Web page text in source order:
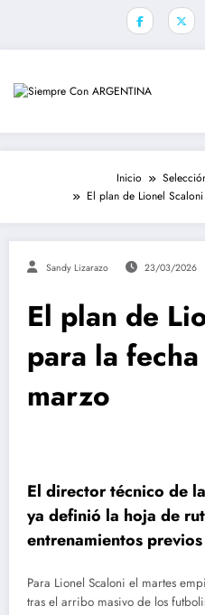
Inicio
El plan de Lionel
Sandy Lizarazo 23/03/2026
El plan de
para la
marzo
El director técnico de
ya definió la hoja de
entrenamientos
Para Lionel Scaloni el martes
tras el arribo masivo de los